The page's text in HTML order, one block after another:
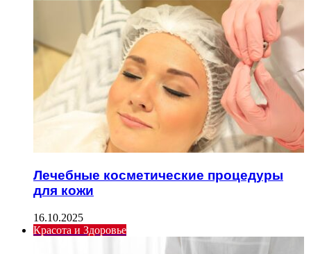
Лечебные косметические процедуры
для кожи
16.10.2025
Красота и Здоровье